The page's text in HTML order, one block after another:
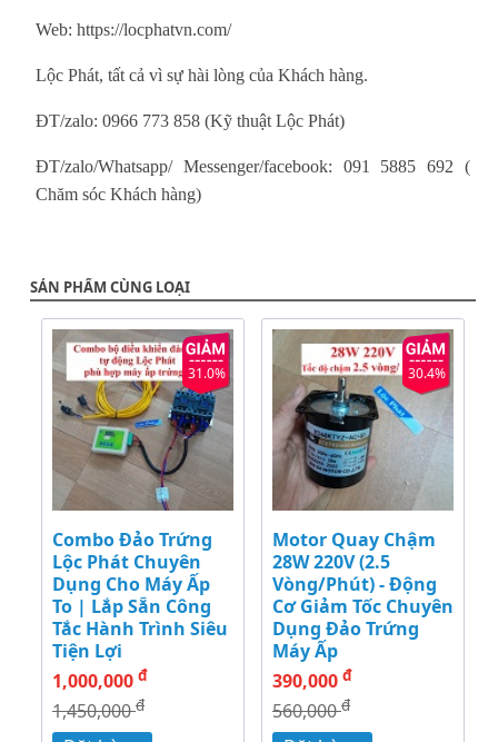
Web: https://locphatvn.com/
Lộc Phát, tất cả vì sự hài lòng của Khách hàng.
ĐT/zalo: 0966 773 858 (Kỹ thuật Lộc Phát)
ĐT/zalo/Whatsapp/ Messenger/facebook: 091 5885 692 (
Chăm sóc Khách hàng)
SẢN PHẨM CÙNG LOẠI
31.0%
Combo Đảo Trứng
Lộc Phát Chuyên
Dụng Cho Máy Ấp
To | Lắp Sẵn Công
Tắc Hành Trình Siêu
Tiện Lợi
1,000,000 đ
1,450,000đ
30.4%
Motor Quay Chậm
28W 220V (2.5
Vòng/Phút) - Động
Cơ Giảm Tốc Chuyên
Dụng Đảo Trứng
Máy Ấp
390,000 đ
560,000đ